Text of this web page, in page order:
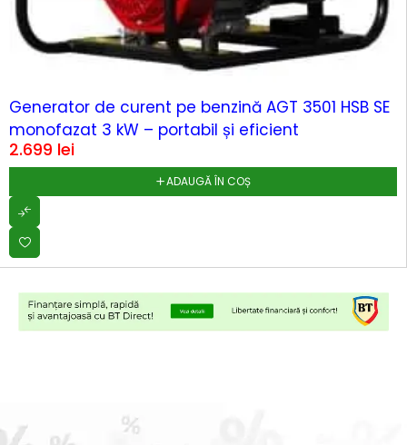
Generator de curent pe benzină AGT 3501 HSB SE
monofazat 3 kW – portabil și eficient
2.699 lei
ADAUGĂ ÎN COȘ